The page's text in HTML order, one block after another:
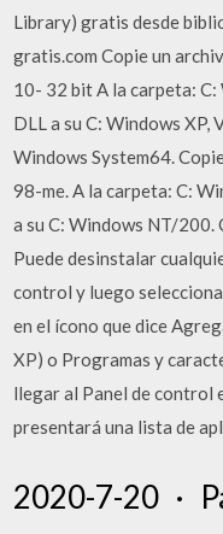
Library) gratis desde
gratis.com Copie un
10- 32 bit A la carpeta:
DLL a su C: Windows XP,
Windows System64.
98-me. A la carpeta: C:
a su C: Windows NT/200.
Puede desinstalar
control y luego
en el ícono que dice
XP) o Programas y
llegar al Panel de control
presentará una lista de
2020-7-20 ·